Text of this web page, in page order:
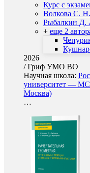
Курс с
Волкова С. Н.
Рыбалкин Д.
+ еще 2
2026
/Гриф УМО ВО
Научная школа:
университет —
Москва)
…